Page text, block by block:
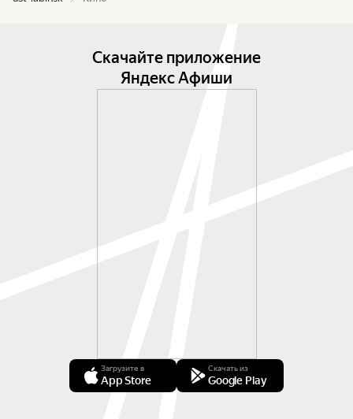
Скачайте приложение
Яндекс Афиши
Загрузите в
App Store
Скачать из
Google Play